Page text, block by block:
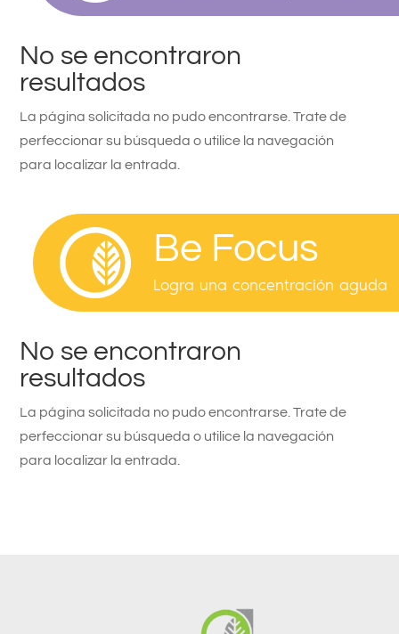
No se encontraron
resultados
La página solicitada no pudo encontrarse. Trate de
perfeccionar su búsqueda o utilice la navegación
para localizar la entrada.
Be Focus
Logra una concentración aguda
No se encontraron
resultados
La página solicitada no pudo encontrarse. Trate de
perfeccionar su búsqueda o utilice la navegación
para localizar la entrada.